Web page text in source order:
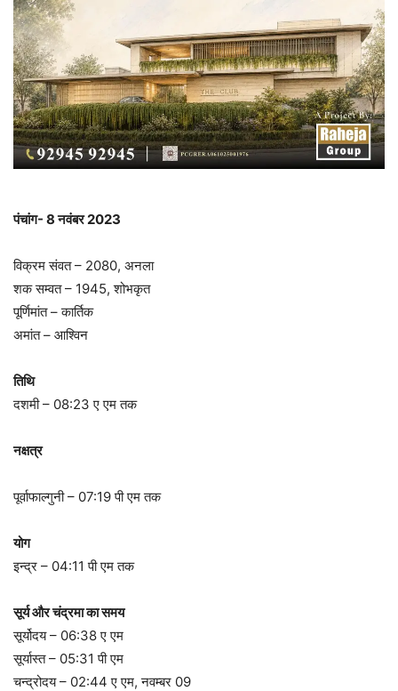
पंचांग- 8 नवंबर 2023
विक्रम संवत – 2080, अनला
शक सम्वत – 1945, शोभकृत
पूर्णिमांत – कार्तिक
अमांत – आश्विन
तिथि
दशमी – 08:23 ए एम तक
नक्षत्र
पूर्वाफाल्गुनी – 07:19 पी एम तक
योग
इन्द्र – 04:11 पी एम तक
सूर्य और चंद्रमा का समय
सूर्योदय – 06:38 ए एम
सूर्यास्त – 05:31 पी एम
चन्द्रोदय – 02:44 ए एम, नवम्बर 09